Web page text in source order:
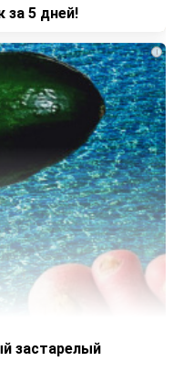
за 5 дней!
i
застарелый